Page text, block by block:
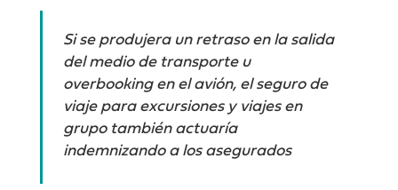
Si se produjera un retraso en la salida
del medio de transporte u
overbooking en el avión, el seguro de
viaje para excursiones y viajes en
grupo también actuaría
indemnizando a los asegurados